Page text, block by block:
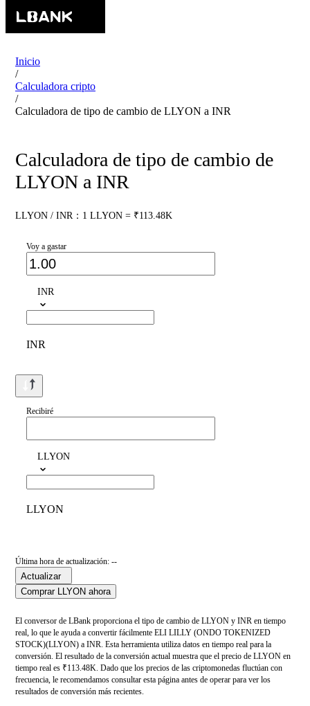
Inicio
/
Calculadora cripto
/
Calculadora de tipo de cambio de LLYON a INR
Calculadora de tipo de cambio de
LLYON a INR
LLYON / INR：1 LLYON = ₹113.48K
Voy a gastar
INR
INR
Recibiré
LLYON
LLYON
Última hora de actualización: --
Actualizar
Comprar LLYON ahora
El conversor de LBank proporciona el tipo de cambio de LLYON y INR en tiempo
real, lo que le ayuda a convertir fácilmente ELI LILLY (ONDO TOKENIZED
STOCK)(LLYON) a INR. Esta herramienta utiliza datos en tiempo real para la
conversión. El resultado de la conversión actual muestra que el precio de LLYON en
tiempo real es ₹113.48K. Dado que los precios de las criptomonedas fluctúan con
frecuencia, le recomendamos consultar esta página antes de operar para ver los
resultados de conversión más recientes.